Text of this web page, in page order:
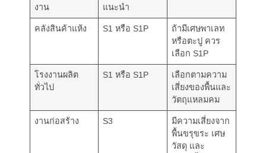
งาน
แนะนำ
คลังสินค้าแห้ง S1 หรือ S1P
ถ้ามีเศษพาเลท
หรือตะปู ควร
เลือก S1P
โรงงานผลิต
ทั่วไป
S1 หรือ S1P
เลือกตามความ
เสี่ยงของพื้นและ
วัตถุแหลมคม
งานก่อสร้าง S3
มีความเสี่ยงจาก
พื้นขรุขระ เศษ
วัสดุ และ